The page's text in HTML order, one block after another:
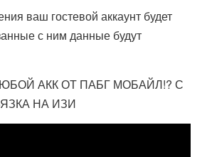
ваш гостевой аккаунт будет
с ним данные будут
АКК ОТ ПАБГ МОБАЙЛ!? С
НА ИЗИ